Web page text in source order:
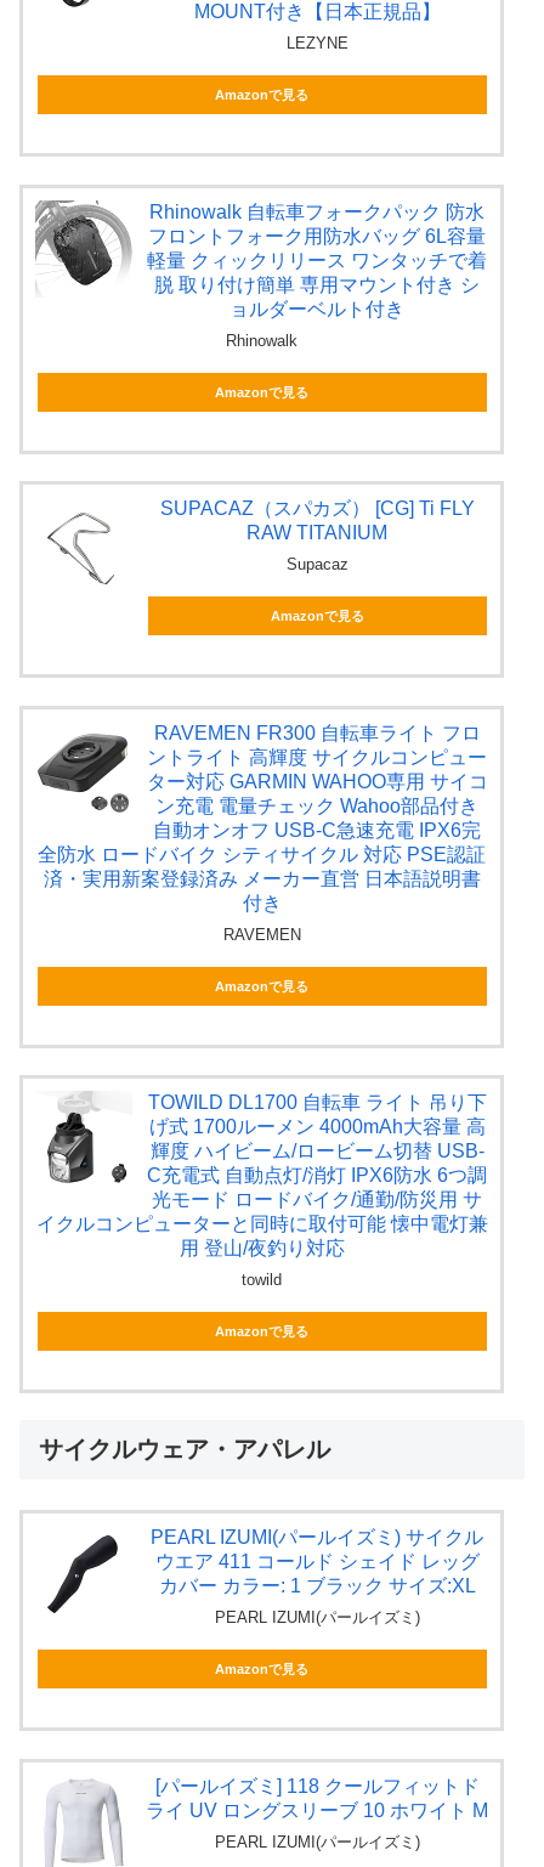
MOUNT付き【日本正規品】
LEZYNE
Amazonで見る
Rhinowalk 自転車フォークパック 防水
フロントフォーク用防水バッグ 6L容量
軽量 クィックリリース ワンタッチで着
脱 取り付け簡単 専用マウント付き シ
ョルダーベルト付き
Rhinowalk
Amazonで見る
SUPACAZ（スパカズ） [CG] Ti FLY
RAW TITANIUM
Supacaz
Amazonで見る
RAVEMEN FR300 自転車ライト フロ
ントライト 高輝度 サイクルコンピュー
ター対応 GARMIN WAHOO専用 サイコ
ン充電 電量チェック Wahoo部品付き
自動オンオフ USB-C急速充電 IPX6完
全防水 ロードバイク シティサイクル 対応 PSE認証
済・実用新案登録済み メーカー直営 日本語説明書
付き
RAVEMEN
Amazonで見る
TOWILD DL1700 自転車 ライト 吊り下
げ式 1700ルーメン 4000mAh大容量 高
輝度 ハイビーム/ロービーム切替 USB-
C充電式 自動点灯/消灯 IPX6防水 6つ調
光モード ロードバイク/通勤/防災用 サ
イクルコンピューターと同時に取付可能 懐中電灯兼
用 登山/夜釣り対応
towild
Amazonで見る
サイクルウェア・アパレル
PEARL IZUMI(パールイズミ) サイクル
ウエア 411 コールド シェイド レッグ
カバー カラー: 1 ブラック サイズ:XL
PEARL IZUMI(パールイズミ)
Amazonで見る
[パールイズミ] 118 クールフィットド
ライ UV ロングスリーブ 10 ホワイト M
PEARL IZUMI(パールイズミ)